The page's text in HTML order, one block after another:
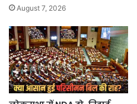
August 7, 2026